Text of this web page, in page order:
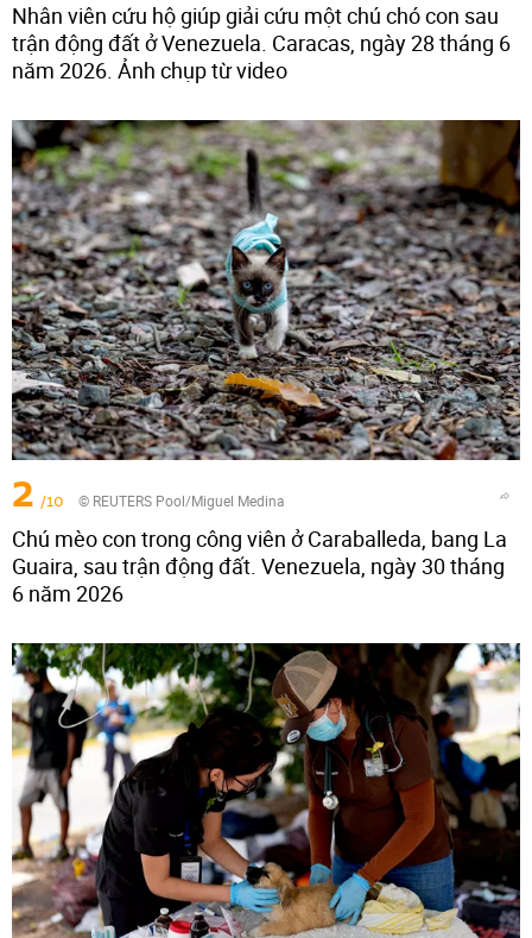
Nhân viên cứu hộ giúp giải cứu một chú chó con sau
trận động đất ở Venezuela. Caracas, ngày 28 tháng 6
năm 2026. Ảnh chụp từ video
2 /10 © REUTERS Pool/Miguel Medina
Chú mèo con trong công viên ở Caraballeda, bang La
Guaira, sau trận động đất. Venezuela, ngày 30 tháng
6 năm 2026